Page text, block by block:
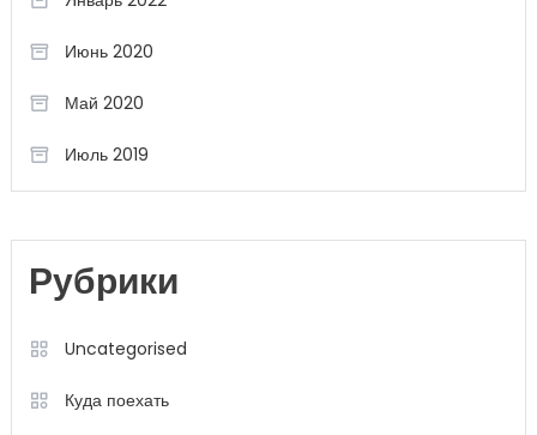
Июнь 2020
Май 2020
Июль 2019
Рубрики
Uncategorised
Куда поехать